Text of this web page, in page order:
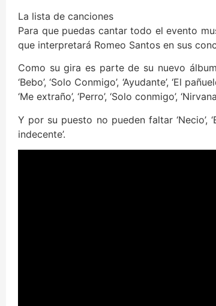
La lista de canciones
Para que puedas cantar todo el evento
que interpretará Romeo Santos en sus
Como su gira es parte de su nuevo
‘Bebo’, ‘Solo Conmigo’, ‘Ayudante’, ‘El
‘Me extraño’, ‘Perro’, ‘Solo conmigo’,
Y por su puesto no pueden faltar ‘Necio’,
indecente’.